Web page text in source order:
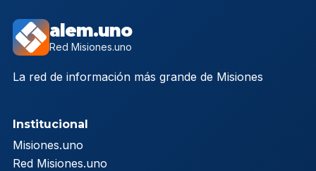
alem.uno
Red Misiones.uno
La red de información más grande de Misiones
Institucional
Misiones.uno
Red Misiones.uno